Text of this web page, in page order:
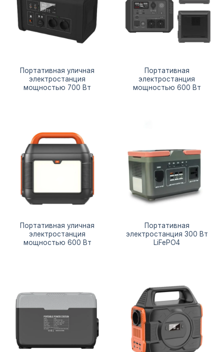
Портативная уличная
электростанция
мощностью 700 Вт
Портативная
электростанция
мощностью 600 Вт
Портативная уличная
электростанция
мощностью 600 Вт
Портативная
электростанция 300 Вт
LiFePO4